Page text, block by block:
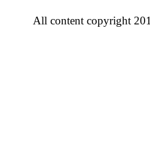
All content copyright